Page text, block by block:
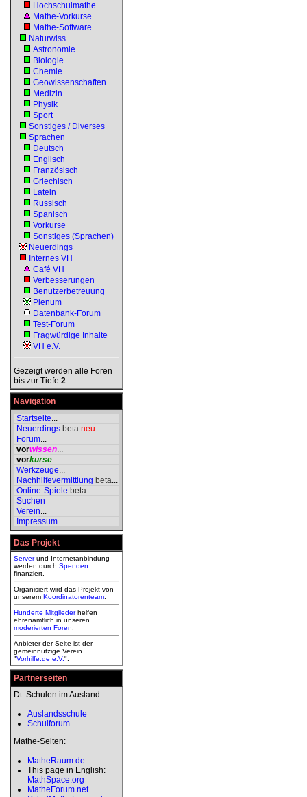
Hochschulmathe
Mathe-Vorkurse
Mathe-Software
Naturwiss.
Astronomie
Biologie
Chemie
Geowissenschaften
Medizin
Physik
Sport
Sonstiges / Diverses
Sprachen
Deutsch
Englisch
Französisch
Griechisch
Latein
Russisch
Spanisch
Vorkurse
Sonstiges (Sprachen)
Neuerdings
Internes VH
Café VH
Verbesserungen
Benutzerbetreuung
Plenum
Datenbank-Forum
Test-Forum
Fragwürdige Inhalte
VH e.V.
Gezeigt werden alle Foren
bis zur Tiefe 2
Navigation
Startseite...
Neuerdings beta neu
Forum...
vorwissen...
vorkurse...
Werkzeuge...
Nachhilfevermittlung beta...
Online-Spiele beta
Suchen
Verein...
Impressum
Das Projekt
Serverund Internetanbindung
werden durch Spenden
finanziert.
Organisiert wird das Projekt von
unserem Koordinatorenteam
Hunderte Mitgliederhelfen
ehrenamtlich in unseren
moderierten Foren
Anbieter der Seite ist der
gemeinnützige Verein
"Vorhilfe.de e.V.".
Partnerseiten
Dt. Schulen im Ausland:
Auslandsschule
Schulforum
Mathe-Seiten:
MatheRaum.de
This page in English:
MathSpace.org
MatheForum.net